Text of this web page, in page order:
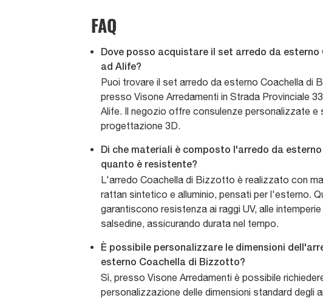
FAQ
Dove posso acquistare il set arredo da esterno
ad Alife?
Puoi trovare il set arredo da esterno Coachella di
presso Visone Arredamenti in Strada Provinciale
Alife. Il negozio offre consulenze personalizzate e
progettazione 3D.
Di che materiali è composto l'arredo da
quanto è resistente?
L'arredo Coachella di Bizzotto è realizzato con
rattan sintetico e alluminio, pensati per l'esterno.
garantiscono resistenza ai raggi UV, alle intemperie
salsedine, assicurando durata nel tempo.
È possibile personalizzare le dimensioni
esterno Coachella di Bizzotto?
Sì, presso Visone Arredamenti è possibile
personalizzazione delle dimensioni standard degli